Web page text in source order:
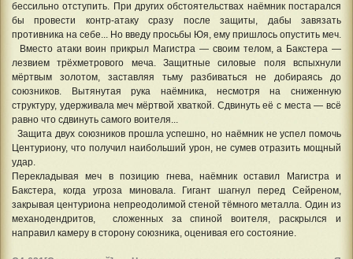
бессильно отступить. При других обстоятельствах наëмник постарался
бы провести контр-атаку сразу после защиты, дабы завязать
противника на себе... Но введу просьбы Юя, ему пришлось опустить меч.
Вместо атаки воин прикрыл Магистра — своим телом, а Бакстера —
лезвием трëхметрового меча. Защитные силовые поля вспыхнули
мëртвым золотом, заставляя тьму разбиваться не добираясь до
союзников. Вытянутая рука наëмника, несмотря на сниженную
структуру, удерживала меч мëртвой хваткой. Сдвинуть еë с места — всë
равно что сдвинуть самого воителя...
Защита двух союзников прошла успешно, но наëмник не успел помочь
Центуриону, что получил наибольший урон, не сумев отразить мощный
удар.
Перекладывая меч в позицию гнева, наëмник оставил Магистра и
Бакстера, когда угроза миновала. Гигант шагнул перед Сейреном,
закрывая центуриона непреодолимой стеной тëмного металла. Один из
механодендритов, сложенных за спиной воителя, раскрылся и
направил камеру в сторону союзника, оценивая его состояние.